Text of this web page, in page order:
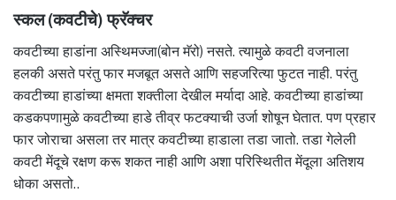
स्कल (कवटीचे) फ्रॅक्चर
कवटीच्या हाडांना अस्थिमज्जा(बोन मॅरो) नसते. त्यामुळे कवटी वजनाला
हलकी असते परंतु फार मजबूत असते आणि सहजरित्या फुटत नाही. परंतु
कवटीच्या हाडांच्या क्षमता शक्तीला देखील मर्यादा आहे. कवटीच्या हाडांच्या
कडकपणामुळे कवटीच्या हाडे तीव्र फटक्याची उर्जा शोषून घेतात. पण प्रहार
फार जोराचा असला तर मात्र कवटीच्या हाडाला तडा जातो. तडा गेलेली
कवटी मेंदूचे रक्षण करू शकत नाही आणि अशा परिस्थितीत मेंदूला अतिशय
धोका असतो..